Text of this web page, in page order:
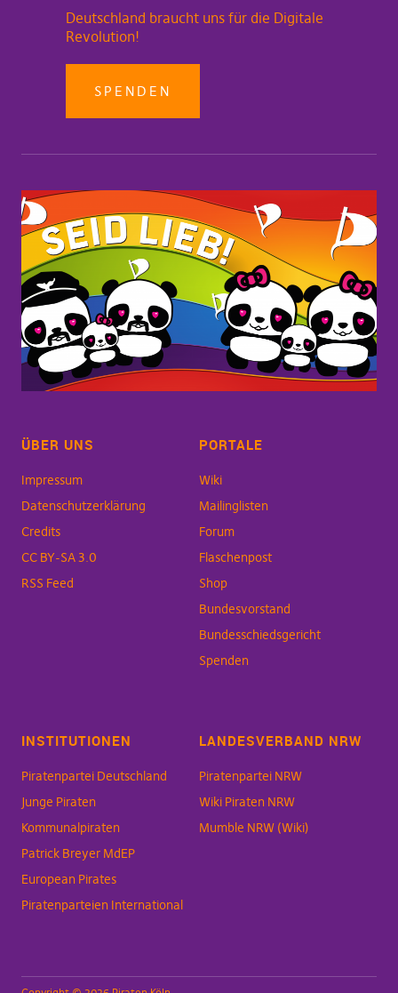
Deutschland braucht uns für die Digitale
Revolution!
SPENDEN
ÜBER UNS
Impressum
Datenschutzerklärung
Credits
CC BY-SA 3.0
RSS Feed
PORTALE
Wiki
Mailinglisten
Forum
Flaschenpost
Shop
Bundesvorstand
Bundesschiedsgericht
Spenden
INSTITUTIONEN
Piratenpartei Deutschland
Junge Piraten
Kommunalpiraten
Patrick Breyer MdEP
European Pirates
Piratenparteien International
LANDESVERBAND NRW
Piratenpartei NRW
Wiki Piraten NRW
Mumble NRW (Wiki)